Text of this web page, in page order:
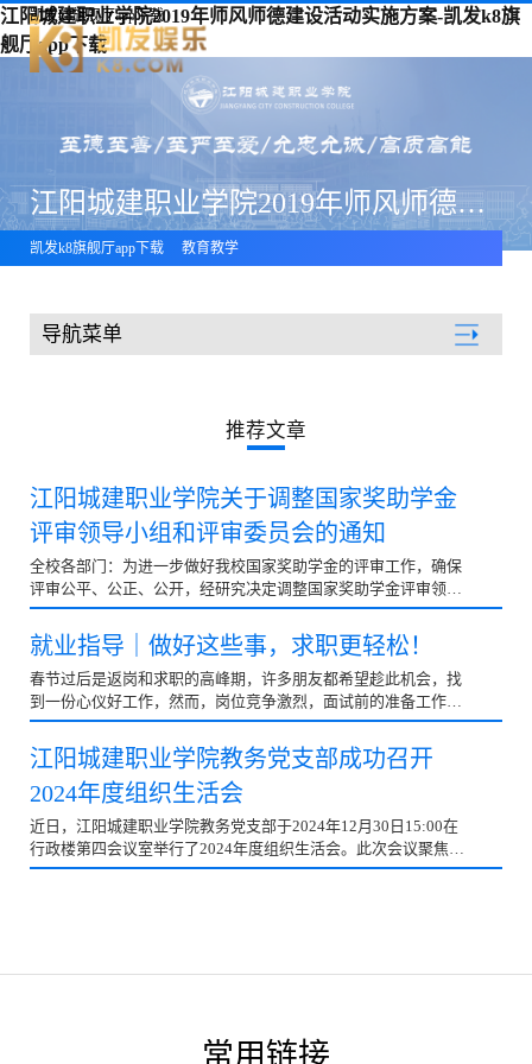
江阳城建职业学院2019年师风师德建设活动实施方案-凯发k8旗
舰厅app下载
凯发k8旗舰厅app下载
江阳城建职业学院2019年师风师德建设活动实施方案
凯发k8旗舰厅app下载 教育教学
导航菜单
推荐文章
江阳城建职业学院关于调整国家奖助学金
评审领导小组和评审委员会的通知
全校各部门：为进一步做好我校国家奖助学金的评审工作，确保
评审公平、公正、公开，经研究决定调整国家奖助学金评审领导
小组和国家奖助学金评审委员会。人员组成如下：一、国家奖助
学金评审领导小组成员组 长：蒋和平...
就业指导｜做好这些事，求职更轻松！
春节过后是返岗和求职的高峰期，许多朋友都希望趁此机会，找
到一份心仪好工作，然而，岗位竞争激烈，面试前的准备工作必
不能少！准备工作怎么做？一、面试礼仪这是很容易被忽视但又
很重要的事情，面试前的准备阶段，重温一下应聘单位的基本情
况、文化和申请职位的要求，做到心中有数。携带3-5份简历备
用，同时携带作品集、证书等相关文件，做到有备而来，根据公
文化特色，穿着职业正装肯。在仪容仪表方面，发型要整洁，女
生可以素颜或化职业淡妆。面试阶段留意这些事：1.守时，如果
江阳城建职业学院教务党支部成功召开
2024年度组织生活会
近日，江阳城建职业学院教务党支部于2024年12月30日15:00在
行政楼第四会议室举行了2024年度组织生活会。此次会议聚焦党
员自我剖析与组织建设提升，党支部全体正式党员及预备党员积
优化。党务工作推进中，党常用链接